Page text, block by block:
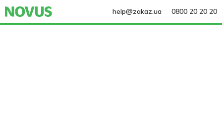
help@zakaz.ua 0800 20 20 20